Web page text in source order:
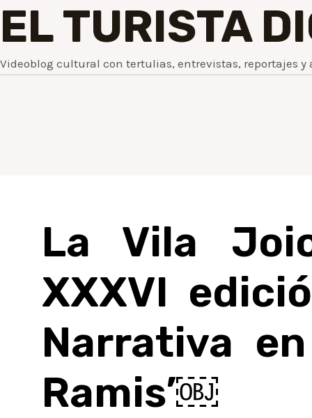
EL TURISTA
Videoblog cultural con tertulias, entrevistas, reportajes y
La Vila
XXXVI
Narrativa
Ramis’￼